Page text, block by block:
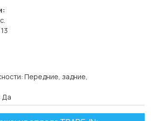
Передние, задние,
Да